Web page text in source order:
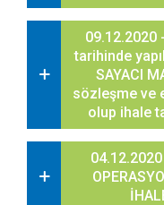
09.12.2020
tarihinde
SAYACI
sözleşme ve
olup ihale